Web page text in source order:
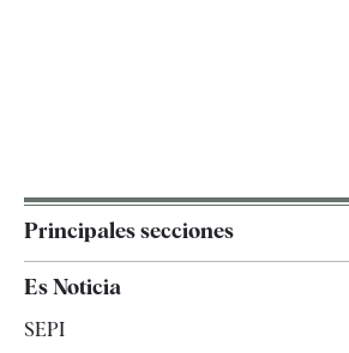
Principales secciones
España
Es Noticia
SEPI